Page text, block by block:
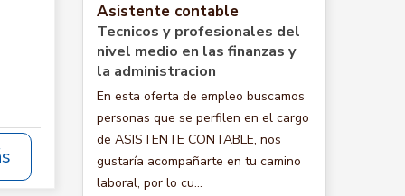
Asistente contable
Tecnicos y profesionales del
nivel medio en las finanzas y
la administracion
En esta oferta de empleo buscamos
personas que se perfilen en el cargo
de ASISTENTE CONTABLE, nos
gustaría acompañarte en tu camino
laboral, por lo cu...